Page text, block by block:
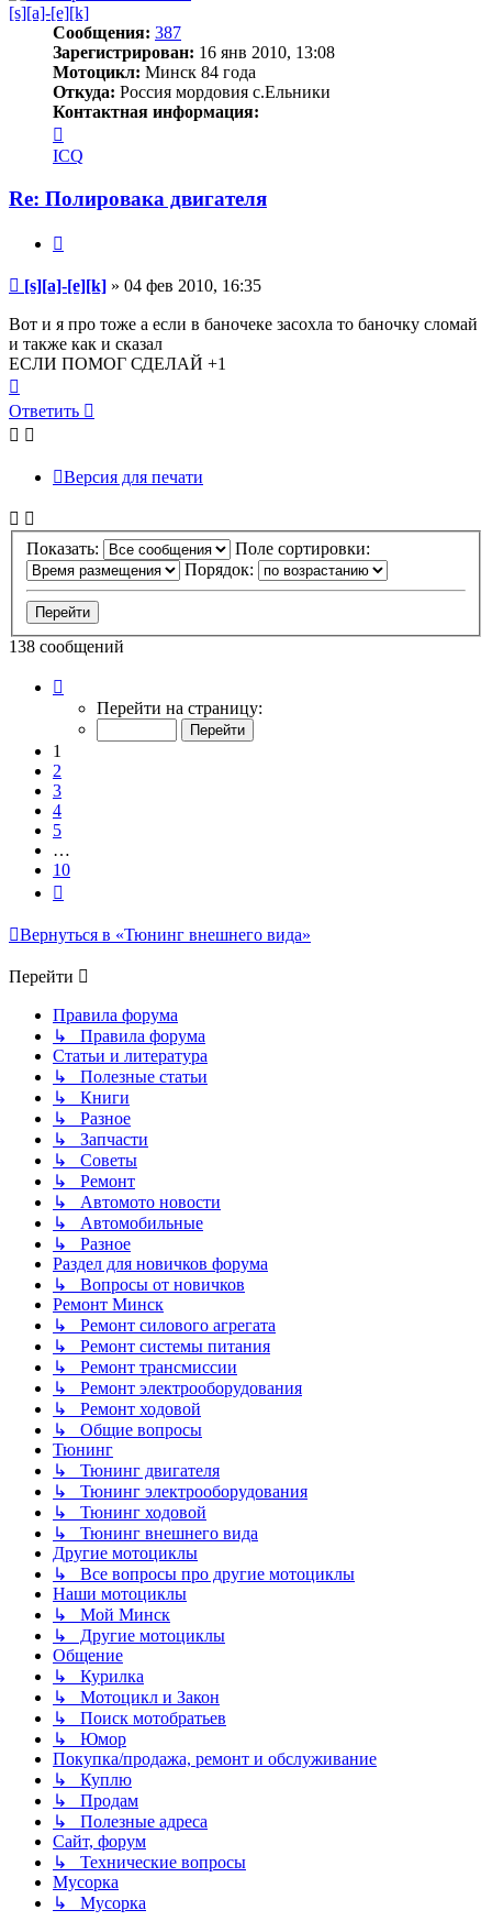
[s][a]-[e][k]
Сообщения: 387
Зарегистрирован: 16 янв 2010, 13:08
Мотоцикл: Минск 84 года
Откуда: Россия мордовия с.Ельники
Контактная информация:
информация
пользователя
[a]-
[k]
ICQ
Re: Полировака двигателя
Сообщение
[s][a]-[e][k] » 04 фев 2010, 16:35
Вот и я про тоже а если в баночеке засохла то баночку сломай
и также как и сказал
ЕСЛИ ПОМОГ СДЕЛАЙ +1
к
началу
Ответить
Версия для печати
Показать:
Поле сортировки:
Порядок:
138 сообщений
Перейти на страницу:
1
2
3
4
5
…
10
Вернуться в «Тюнинг внешнего вида»
Перейти
Правила форума
↳ Правила форума
Статьи и литература
↳ Полезные статьи
↳ Книги
↳ Разное
↳ Запчасти
↳ Советы
↳ Ремонт
↳ Автомото новости
↳ Автомобильные
↳ Разное
Раздел для новичков форума
↳ Вопросы от новичков
Ремонт Минск
↳ Ремонт силового агрегата
↳ Ремонт системы питания
↳ Ремонт трансмиссии
↳ Ремонт электрооборудования
↳ Ремонт ходовой
↳ Общие вопросы
Тюнинг
↳ Тюнинг двигателя
↳ Тюнинг электрооборудования
↳ Тюнинг ходовой
↳ Тюнинг внешнего вида
Другие мотоциклы
↳ Все вопросы про другие мотоциклы
Наши мотоциклы
↳ Мой Минск
↳ Другие мотоциклы
Общение
↳ Курилка
↳ Мотоцикл и Закон
↳ Поиск мотобратьев
↳ Юмор
Покупка/продажа, ремонт и обслуживание
↳ Куплю
↳ Продам
↳ Полезные адреса
Сайт, форум
↳ Технические вопросы
Мусорка
↳ Мусорка